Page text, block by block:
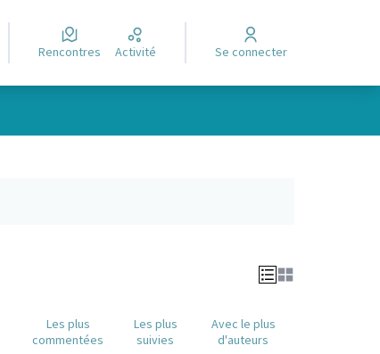
Rencontres Activité Se connecter
Les plus
commentées
Les plus
suivies
Avec le plus
d'auteurs